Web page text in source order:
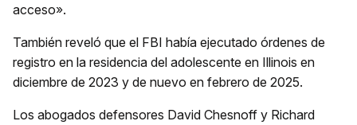
acceso».
También reveló que el FBI había ejecutado órdenes de
registro en la residencia del adolescente en Illinois en
diciembre de 2023 y de nuevo en febrero de 2025.
Los abogados defensores David Chesnoff y Richard